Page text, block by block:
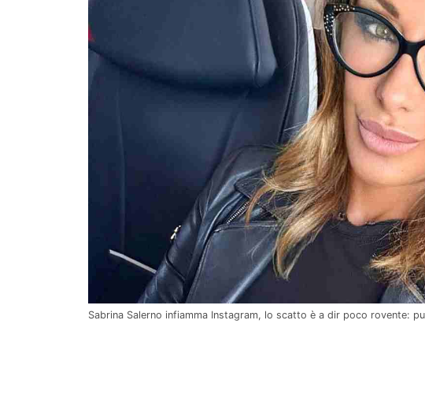
Sabrina Salerno infiamma Instagram, lo scatto è a dir poco rovente: